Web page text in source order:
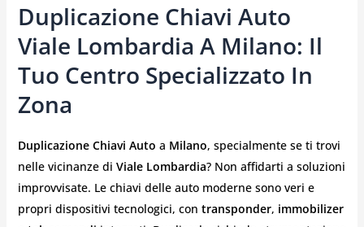
Duplicazione Chiavi Auto
Viale Lombardia A Milano: Il
Tuo Centro Specializzato In
Zona
Duplicazione Chiavi Auto a Milano, specialmente se ti trovi
nelle vicinanze di Viale Lombardia? Non affidarti a soluzioni
improvvisate. Le chiavi delle auto moderne sono veri e
propri dispositivi tecnologici, con transponder, immobilizer